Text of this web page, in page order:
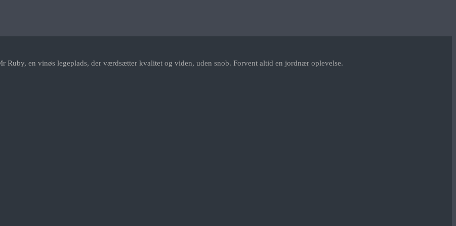
Ruby, en vinøs legeplads, der værdsætter kvalitet og viden, uden snob. Forvent altid en jordnær oplevelse.